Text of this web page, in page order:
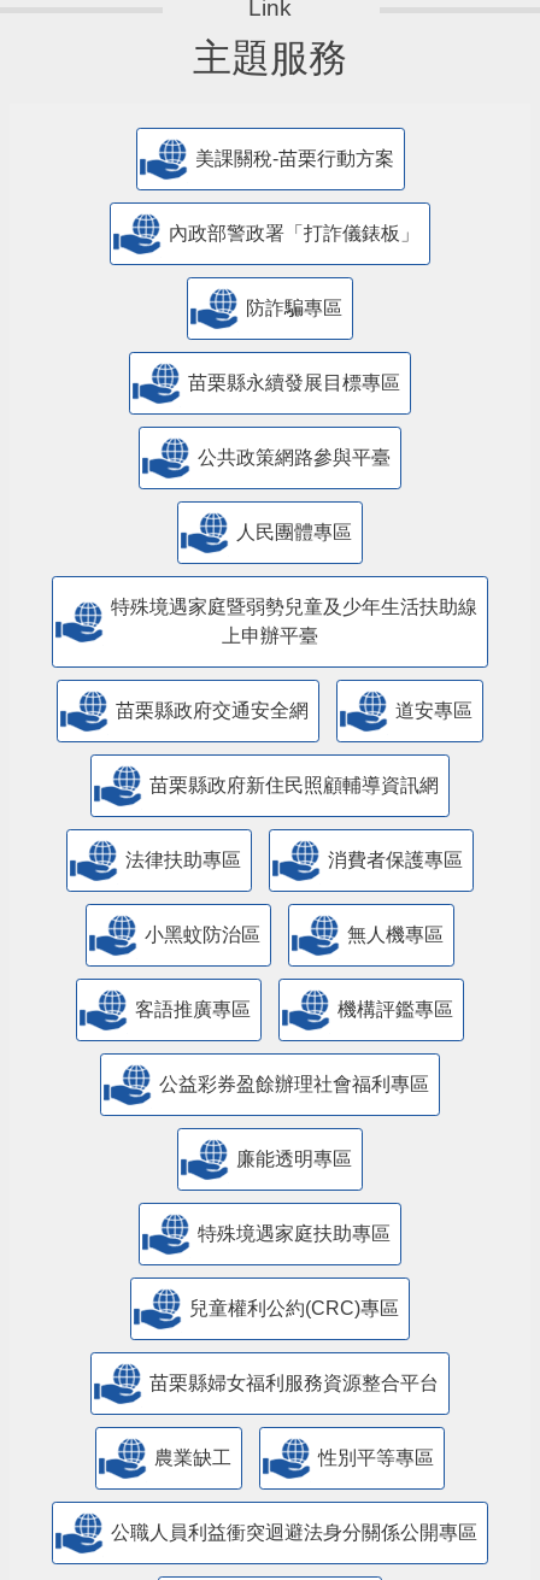
主題服務
美課關稅-苗栗行動方案
內政部警政署「打詐儀錶板」
防詐騙專區
苗栗縣永續發展目標專區
公共政策網路參與平臺
人民團體專區
特殊境遇家庭暨弱勢兒童及少年生活扶助線
上申辦平臺
苗栗縣政府交通安全網 道安專區
苗栗縣政府新住民照顧輔導資訊網
法律扶助專區 消費者保護專區
小黑蚊防治區 無人機專區
客語推廣專區 機構評鑑專區
公益彩券盈餘辦理社會福利專區
廉能透明專區
特殊境遇家庭扶助專區
兒童權利公約(CRC)專區
苗栗縣婦女福利服務資源整合平台
農業缺工 性別平等專區
公職人員利益衝突迴避法身分關係公開專區